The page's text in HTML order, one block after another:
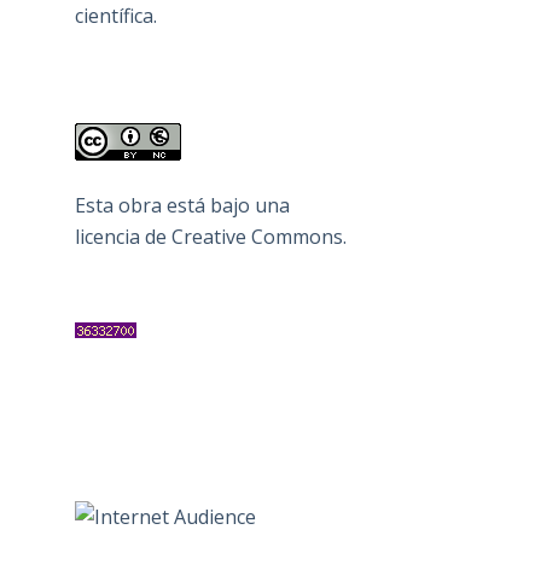
científica.
Esta obra está bajo una
licencia de Creative Commons.